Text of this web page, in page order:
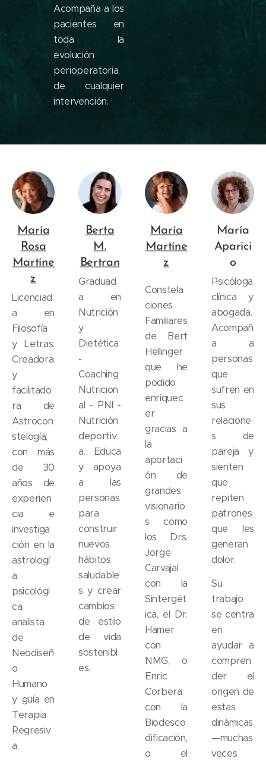
Acompaña a los
pacientes en
toda la
evolución
perioperatoria,
de cualquier
intervención.
María
Rosa
Martíne
z
Licenciad
a en
Filosofía
y Letras.
Creadora
y
facilitado
ra de
Astrocon
stelogía,
con más
de 30
años de
experien
cia e
investiga
ción en la
astrologí
a
psicológi
ca,
analista
de
Neodiseñ
o
Humano
y guía en
Terapia
Regresiv
a.
Berta
M.
Bertran
Graduad
a en
Nutrición
y
Dietética
-
Coaching
Nutricion
al - PNI -
Nutrición
deportiv
a. Educa
y apoya
a las
personas
para
construir
nuevos
hábitos
saludable
s y crear
cambios
de estilo
de vida
sostenibl
es.
María
Martíne
z
Constela
ciones
Familiares
de Bert
Hellinger
que he
podido
enriquec
er
gracias a
la
aportaci
ón de
grandes
visionario
s como
los Drs.
Jorge
Carvajal
con la
Sintergét
ica, el Dr.
Hamer
con
NMG, o
Enric
Corbera
con la
Biodesco
dificación,
o el
María
Aparici
o
Psicóloga
clínica y
abogada.
Acompañ
a a
personas
que
sufren en
sus
relacione
s de
pareja y
sienten
que
repiten
patrones
que les
generan
dolor.
Su
trabajo
se centra
en
ayudar a
compren
der el
origen de
estas
dinámicas
—muchas
veces